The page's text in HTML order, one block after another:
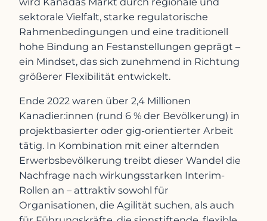
sektorale Vielfalt, starke regulatorische
Rahmenbedingungen und eine traditionell
hohe Bindung an Festanstellungen geprägt –
ein Mindset, das sich zunehmend in Richtung
größerer Flexibilität entwickelt.
Ende 2022 waren über 2,4 Millionen
Kanadier:innen (rund 6 % der Bevölkerung) in
projektbasierter oder gig-orientierter Arbeit
tätig. In Kombination mit einer alternden
Erwerbsbevölkerung treibt dieser Wandel die
Nachfrage nach wirkungsstarken Interim-
Rollen an – attraktiv sowohl für
Organisationen, die Agilität suchen, als auch